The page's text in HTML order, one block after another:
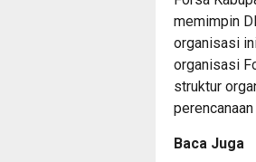
memimpin
organisasi
organisasi
struktur
Baca Juga